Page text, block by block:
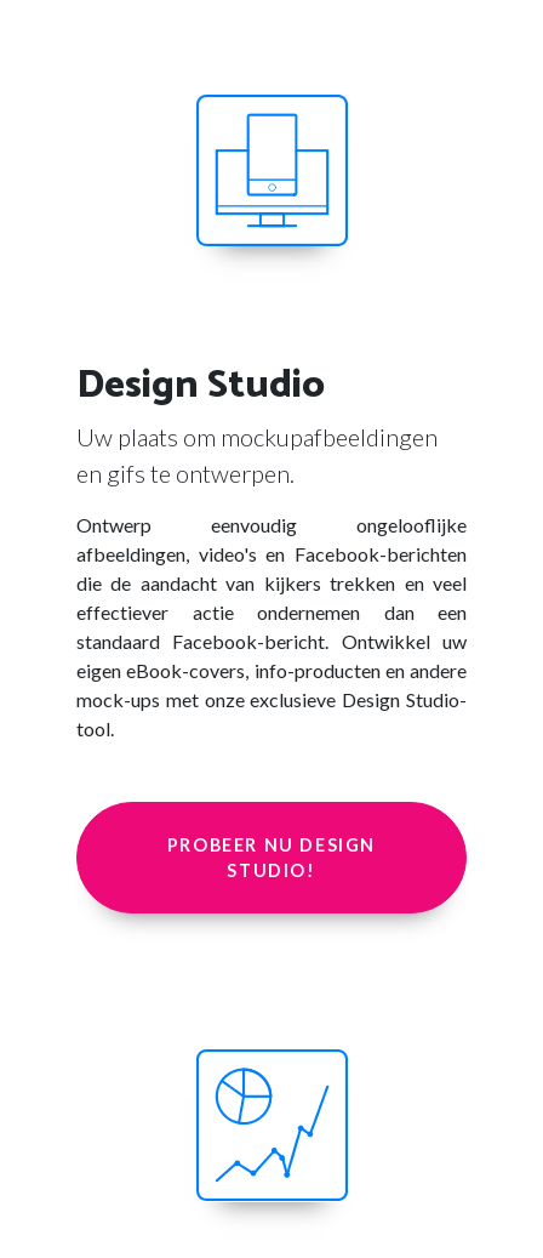
Design Studio
Uw plaats om mockupafbeeldingen
en gifs te ontwerpen.
Ontwerp eenvoudig ongelooflijke
afbeeldingen, video's en Facebook-berichten
die de aandacht van kijkers trekken en veel
effectiever actie ondernemen dan een
standaard Facebook-bericht. Ontwikkel uw
eigen eBook-covers, info-producten en andere
mock-ups met onze exclusieve Design Studio-
tool.
PROBEER NU DESIGN
STUDIO!